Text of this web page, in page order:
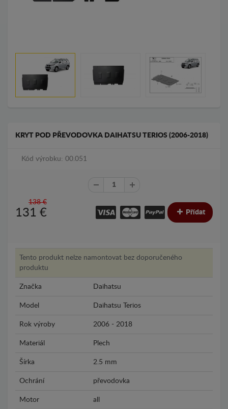
KRYT POD PŘEVODOVKA DAIHATSU TERIOS (2006-2018)
Kód výrobku: 00.051
138 €
131 € Přídat
Tento produkt nelze namontovat bez doporučeného
produktu
Značka Daihatsu
Model Daihatsu Terios
Rok výroby 2006 - 2018
Materiál Plech
Šírka 2.5 mm
Ochrání převodovka
Motor all